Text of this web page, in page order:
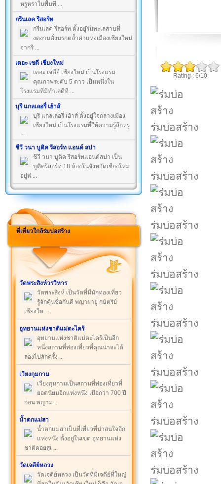
หรูหราในพื้นที ...
กรีนเลค รีสอร์ท
กรีนเลค รีสอร์ท ตั้งอยู่ริมทะเลสาบที่
งดงามดั่งมรกตล้ำค่าแห่งเมืองเชียงใหม่
จากรี ...
เดอะ เชดี เชียงใหม่
เดอะ เจดีย์ เชียงใหม่ เป็นโรงแรม
คุณภาพระดับ 5 ดาว เป็นหนึ่งใน
โรงแรมที่มีทำเลดีที ...
บุรี แกลเลอรี่ เฮ้าส์
บุรี แกลเลอรี่ เฮ้าส์ ตั้งอยู่ใจกลางเมือง
เชียงใหม่ เป็นโรงแรมที่ให้ความรู้สึกหรู
...
ชีวี วนา บูติค รีสอร์ท แอนด์ สปา
ชีวี วนา บูติค รีสอร์ทแอนด์สปา เป็น
บูติครีสอร์ท 18 ห้องในจังหวัดเชียงใหม่
อยู่ห่ ...
ที่เที่ยวใกล้ร่มบ่อสร้าง
วัดพระสิงห์วรวิหาร
วัดพระสิงห์ เป็นวัดที่มีนักท่องเที่ยว
รู้จักคุ้นชื่อกันดี พญาผายู กษัตริย์
เชียงให ...
อุทยานแห่งชาติแม่ตะไคร้
อุทยานแห่งชาติแม่ตะไคร้เป็นอีก
หนึ่งสถานที่ท่องเที่ยวที่คุณน่าจะได้
ลองไปสักครั้ง ...
เวียงกุมกาม
เวียงกุมกามเป็นสถานที่ท่องเที่ยวที่
ยอดนิยมอีกแห่งหนึ่ง เมื่อกว่า 700 ปี
ก่อน พญาม ...
น้ำตกแม่สา
น้ำตกแม่สาเป็นที่เที่ยวที่น่าสนใจอีก
แห่งหนึ่ง ตั้งอยู่ในเขต อุทยานแห่ง
ชาติดอยสุเ ...
วัดเจดีย์หลวง
วัดเจดีย์หลวง เป็นวัดที่มีเจดีย์ที่ใหญ่
Rating : 6/10
ร่มบ่อสร้าง
ร่มบ่อสร้าง
ร่มบ่อสร้าง
ร่มบ่อสร้าง
ร่มบ่อสร้าง
ร่มบ่อสร้าง
ร่มบ่อสร้าง
ร่มบ่อสร้าง